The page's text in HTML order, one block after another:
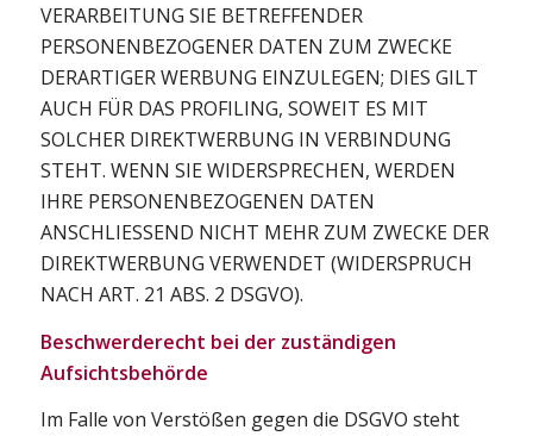
VERARBEITUNG SIE BETREFFENDER
PERSONENBEZOGENER DATEN ZUM ZWECKE
DERARTIGER WERBUNG EINZULEGEN; DIES GILT
AUCH FÜR DAS PROFILING, SOWEIT ES MIT
SOLCHER DIREKTWERBUNG IN VERBINDUNG
STEHT. WENN SIE WIDERSPRECHEN, WERDEN
IHRE PERSONENBEZOGENEN DATEN
ANSCHLIESSEND NICHT MEHR ZUM ZWECKE DER
DIREKTWERBUNG VERWENDET (WIDERSPRUCH
NACH ART. 21 ABS. 2 DSGVO).
Beschwerderecht bei der zuständigen
Aufsichtsbehörde
Im Falle von Verstößen gegen die DSGVO steht